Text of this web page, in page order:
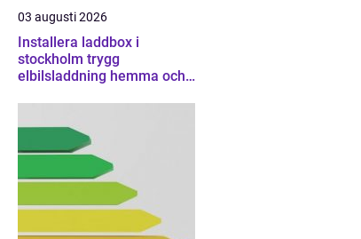
03 augusti 2026
Installera laddbox i
stockholm trygg
elbilsladdning hemma och